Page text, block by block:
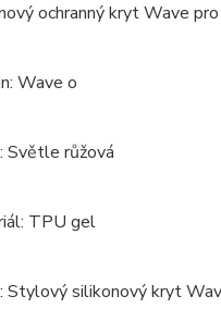
ochranný kryt Wave
Wave o
Světle růžová
TPU gel
Stylový silikonový kryt